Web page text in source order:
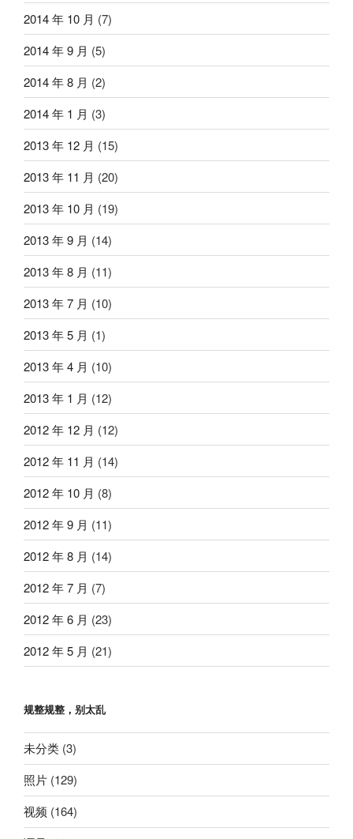
2014 年 10 月 (7)
2014 年 9 月 (5)
2014 年 8 月 (2)
2014 年 1 月 (3)
2013 年 12 月 (15)
2013 年 11 月 (20)
2013 年 10 月 (19)
2013 年 9 月 (14)
2013 年 8 月 (11)
2013 年 7 月 (10)
2013 年 5 月 (1)
2013 年 4 月 (10)
2013 年 1 月 (12)
2012 年 12 月 (12)
2012 年 11 月 (14)
2012 年 10 月 (8)
2012 年 9 月 (11)
2012 年 8 月 (14)
2012 年 7 月 (7)
2012 年 6 月 (23)
2012 年 5 月 (21)
规整规整，别太乱
未分类 (3)
照片 (129)
视频 (164)